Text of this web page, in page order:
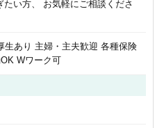
い方、 お気軽にご相談くださ
生あり 主婦・主夫歓迎 各種保険
Wワーク可